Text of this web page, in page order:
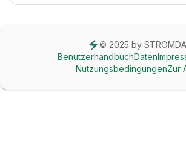
© 2025 by
BenutzerhandbuchDaten
NutzungsbedingungenZur